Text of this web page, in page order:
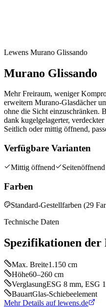
Lewens Murano Glissando
Murano Glissando
Mehr Freiraum, weniger
erweitern Murano-Glasdächer
ohne die Sicht einzuschränken.
dank kugelgelagerter,
Seitlich oder mittig öffnend,
Verfügbare Varianten
Mittig öffnend Seitenöffnend
Farben
Standard-Gestellfarben (29
Technische Daten
Spezifikationen der
Max. Breite1.150 cm
Höhe60–260 cm
VerglasungESG 8 mm, ESG
BauartGlas-Schiebeelement
Mehr Details auf lewens.de